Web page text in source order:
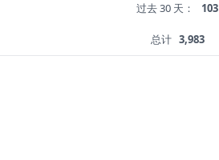
过去 30 天： 103
总计 3,983